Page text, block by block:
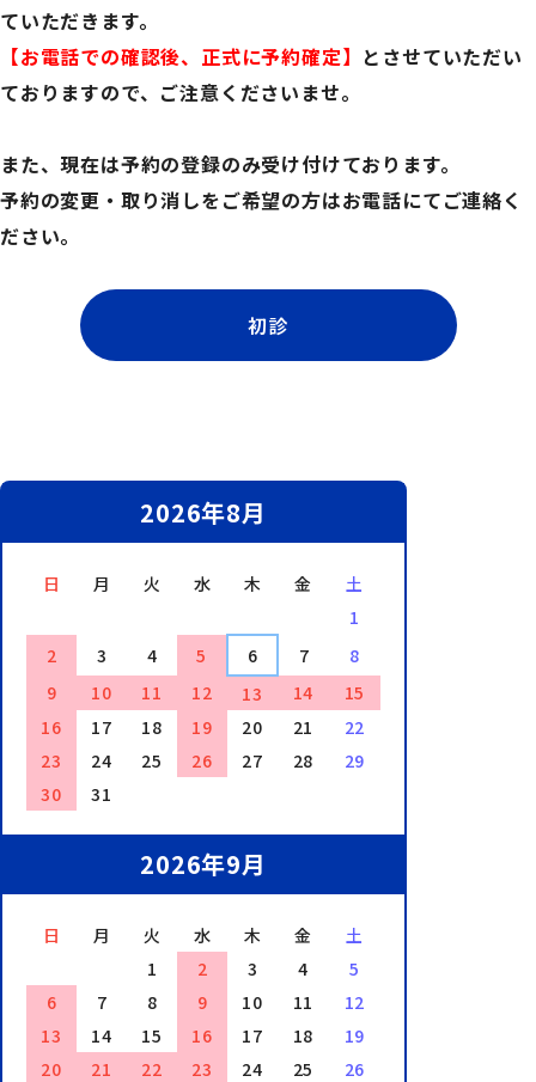
ていただきます。
【お電話での確認後、正式に予約確定】 とさせていただい
ておりますので、ご注意くださいませ。
また、現在は予約の登録のみ受け付けております。
予約の変更・取り消しをご希望の方はお電話にてご連絡く
ださい。
初診
2026年8月
日 月 火 水 木 金
土
1
2
3 4 5 6 7
8
9
10 11 12 13 14
15
16
17 18 19 20 21
22
23
24 25 26 27 28
29
30
31
2026年9月
日 月 火 水 木 金
土
1
2 3 4
5
6
7 8 9 10 11
12
13
14 15 16 17 18
19
20
21 22 23 24 25
26